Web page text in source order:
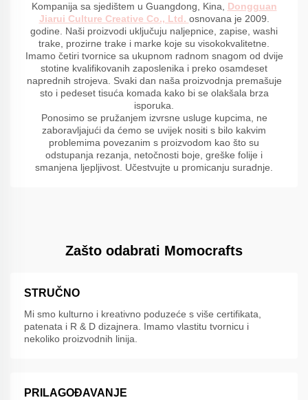
Kompanija sa sjedištem u Guangdong, Kina, Dongguan
Jiarui Culture Creative Co., Ltd. osnovana je 2009.
godine. Naši proizvodi uključuju naljepnice, zapise, washi
trake, prozirne trake i marke koje su visokokvalitetne.
Imamo četiri tvornice sa ukupnom radnom snagom od dvije
stotine kvalifikovanih zaposlenika i preko osamdeset
naprednih strojeva. Svaki dan naša proizvodnja premašuje
sto i pedeset tisuća komada kako bi se olakšala brza
isporuka.
Ponosimo se pružanjem izvrsne usluge kupcima, ne
zaboravljajući da ćemo se uvijek nositi s bilo kakvim
problemima povezanim s proizvodom kao što su
odstupanja rezanja, netočnosti boje, greške folije i
smanjena ljepljivost. Učestvujte u promicanju suradnje.
Zašto odabrati Momocrafts
STRUČNO
Mi smo kulturno i kreativno poduzeće s više certifikata,
patenata i R & D dizajnera. Imamo vlastitu tvornicu i
nekoliko proizvodnih linija.
PRILAGOĐAVANJE